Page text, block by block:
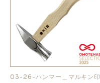
03-26-ハンマー＿マルキン印